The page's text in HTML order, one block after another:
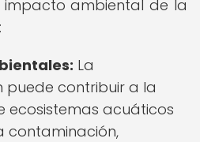
impacto ambiental de la
La
puede contribuir a la
ecosistemas acuáticos
contaminación,